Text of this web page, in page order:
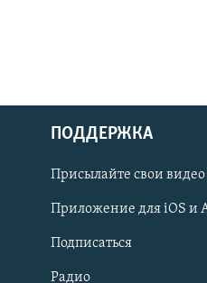
Українською
Qırımtatar
ПРИСОЕДИНЯЙТЕСЬ!
ПОДДЕРЖКА
Присылайте свои видео
Приложение для iOS и
Подписаться
Радио